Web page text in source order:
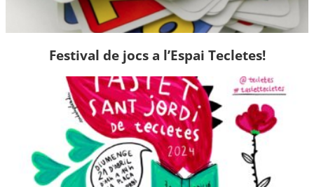
Festival de jocs a l’Espai Tecletes!